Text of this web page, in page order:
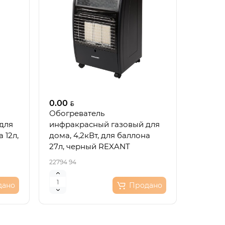
12л,
0.00
Обогреватель
инфракрасный газовый для
дома, 4,2кВт, для баллона
27л, черный REXANT
22794 94
Продано